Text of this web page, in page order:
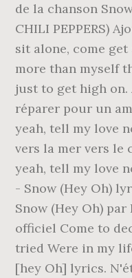
de la chanson Snow
CHILI PEPPERS)
sit alone, come
more than myself
just to get high on.
réparer pour un
yeah, tell my love
vers la mer vers le
yeah, tell my love
- Snow (Hey Oh)
Snow (Hey Oh)
officiel Come to
tried Were in my
[hey Oh] lyrics.